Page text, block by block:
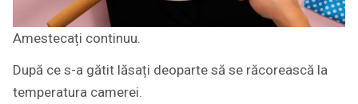
Amestecați continuu.
După ce s-a gătit lăsați deoparte să se răcorească la
temperatura camerei.